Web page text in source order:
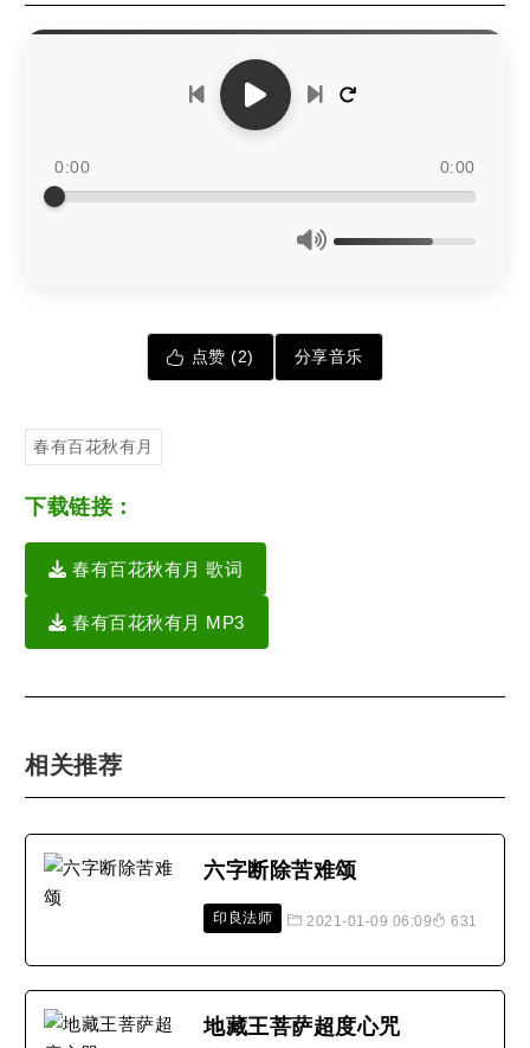
0:00 0:00
点赞 (2) 分享音乐
春有百花秋有月
下载链接：
春有百花秋有月 歌词
春有百花秋有月 MP3
相关推荐
六字断除苦难颂
印良法师 2021-01-09 06:09 631
地藏王菩萨超度心咒